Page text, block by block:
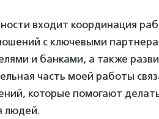
входит координация
с ключевыми
и банками, а также
часть моей работы
которые помогают
людей.